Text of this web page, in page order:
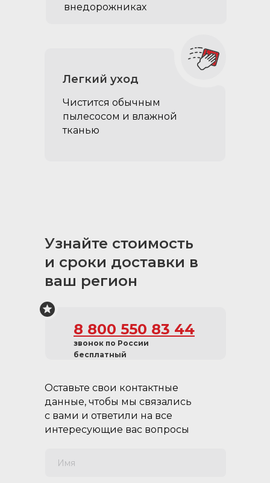
Фиксатор для ящика:
Легкий уход
внедорожниках
Чистится обычным
пылесосом и влажной
тканью
звонок по России
бесплатный
8 800 550 83 44
Узнайте стоимость
и сроки доставки в
ваш регион
Имя
Оставьте свои контактные
данные, чтобы мы связались
с вами и ответили на все
интересующие вас вопросы